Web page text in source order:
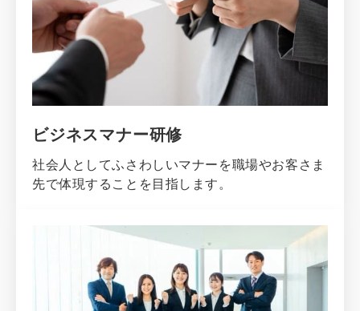
ビジネスマナー研修
社会人としてふさわしいマナーを職場やお客さま
先で体現することを目指します。